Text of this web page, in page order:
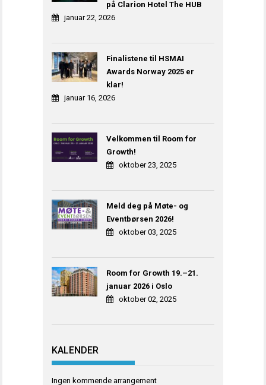
på Clarion Hotel The HUB
januar 22, 2026
Finalistene til HSMAI
Awards Norway 2025 er
klar!
januar 16, 2026
Velkommen til Room for
Growth!
oktober 23, 2025
Meld deg på Møte- og
Eventbørsen 2026!
oktober 03, 2025
Room for Growth 19.–21.
januar 2026 i Oslo
oktober 02, 2025
KALENDER
Ingen kommende arrangement